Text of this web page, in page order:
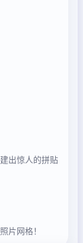
出惊人的拼贴
片网格！